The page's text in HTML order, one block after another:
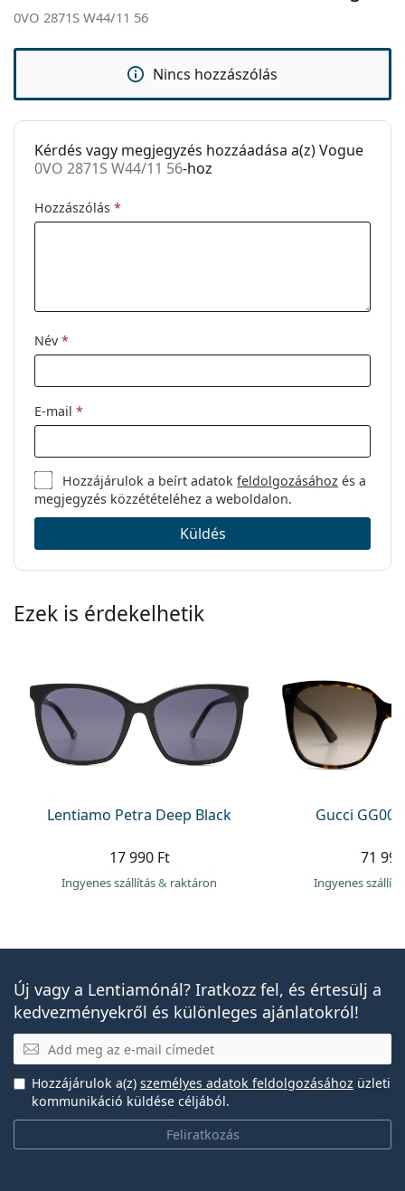
Használat:
Kód:
0VO 2871S W44/11 56
0VO 2871S W44/11 56
Nincs hozzászólás
Kérdés vagy megjegyzés hozzáadása a(z) Vogue
0VO 2871S W44/11 56-hoz
Hozzászólás *
Név *
E-mail *
Hozzájárulok a beírt adatokfeldolgozásához és a
megjegyzés közzétételéhez a weboldalon.
Küldés
Ezek is érdekelhetik
Lentiamo Petra Deep Black
17 990 Ft
Ingyenes szállítás& raktáron
Gucci
71
Ingyenes
Új vagy a Lentiamónál? Iratkozz fel, és értesülj a
kedvezményekről és különleges ajánlatokról!
E-mail
Feliratkozás
Hozzájárulok a(z) személyes adatok feldolgozásához üzleti
kommunikáció küldése céljából.